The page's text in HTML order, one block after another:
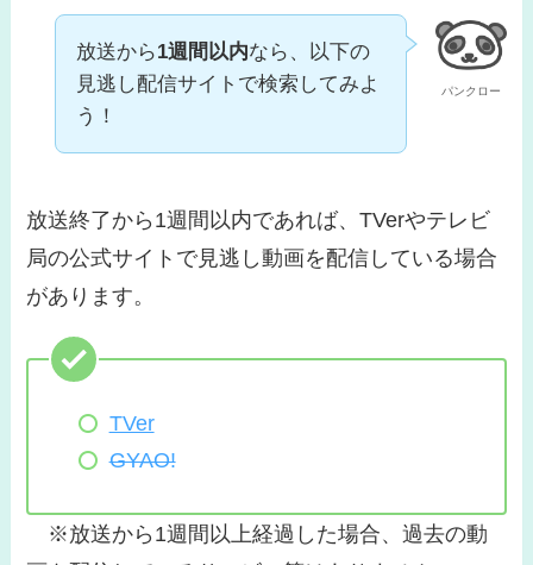
パンクロー
放送から1週間以内なら、以下の
見逃し配信サイトで検索してみよ
う！
放送終了から1週間以内であれば、TVerやテレビ
局の公式サイトで見逃し動画を配信している場合
があります。
TVer
GYAO!
※放送から1週間以上経過した場合、過去の動